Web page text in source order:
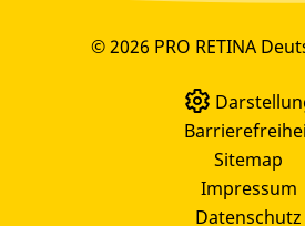
© 2026 PRO RETINA
Sitemap
Impressum
Datenschutz